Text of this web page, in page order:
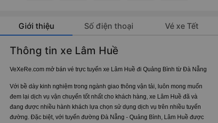
Giới thiệu Số điện thoại Vé xe Tết
Thông tin xe Lâm Huề
VeXeRe.com mở bán vé trực tuyến xe Lâm Huề đi Quảng Bình từ Đà Nẵng
Với bề dày kinh nghiệm trong ngành giao thông vận tải, luôn mong muốn
đem lại dịch vụ vận chuyển tốt nhất cho khách hàng, xe Lâm Huề đã và
đang được nhiều hành khách lựa chọn sử dụng dịch vụ trên nhiều tuyến
đường. Đặc biệt, với tuyến đường Đà Nẵng - Quảng Bình, Lâm Huề được